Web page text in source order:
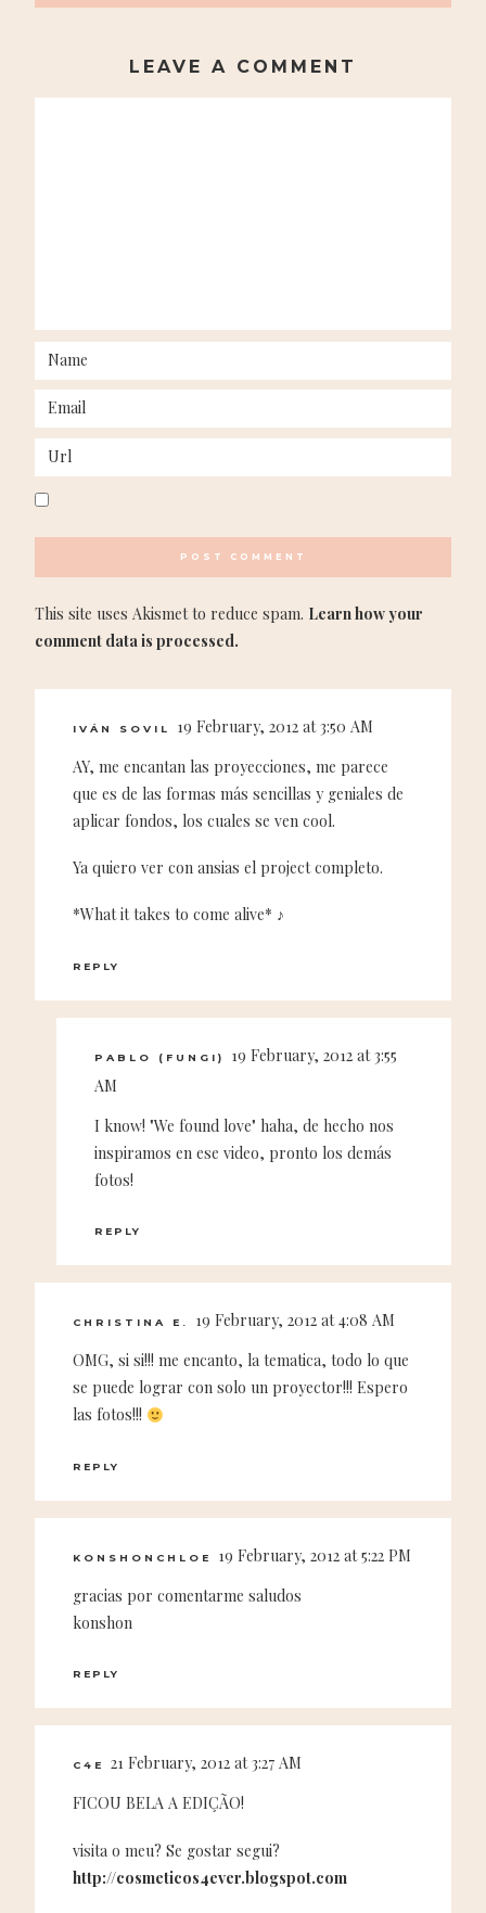
LEAVE A COMMENT
This site uses Akismet to reduce spam. Learn how your
comment data is processed.
IVÁN SOVIL
19 February, 2012 at 3:50 AM
AY, me encantan las proyecciones, me parece
que es de las formas más sencillas y geniales de
aplicar fondos, los cuales se ven cool.
Ya quiero ver con ansias el project completo.
*What it takes to come alive* ♪
REPLY
PABLO (FUNGI)
19 February, 2012 at 3:55
AM
I know! "We found love" haha, de hecho nos
inspiramos en ese video, pronto los demás
fotos!
REPLY
CHRISTINA E.
19 February, 2012 at 4:08 AM
OMG, si si!!! me encanto, la tematica, todo lo que
se puede lograr con solo un proyector!!! Espero
las fotos!!!
REPLY
KONSHONCHLOE
19 February, 2012 at 5:22 PM
gracias por comentarme saludos
konshon
REPLY
C4E
21 February, 2012 at 3:27 AM
FICOU BELA A EDIÇÃO!
visita o meu? Se gostar segui?
http://cosmeticos4ever.blogspot.com